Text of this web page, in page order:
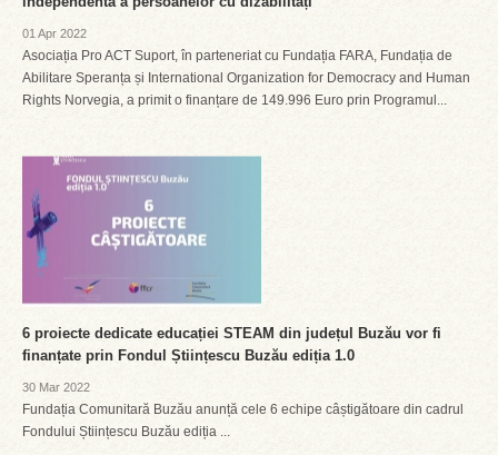
01 Apr 2022
Asociația Pro ACT Suport, în parteneriat cu Fundația FARA, Fundația de
Abilitare Speranța și International Organization for Democracy and Human
Rights Norvegia, a primit o finanțare de 149.996 Euro prin Programul...
6 proiecte dedicate educației STEAM din județul Buzău vor fi
finanțate prin Fondul Științescu Buzău ediția 1.0
30 Mar 2022
Fundația Comunitară Buzău anunță cele 6 echipe câștigătoare din cadrul
Fondului Științescu Buzău ediția ...